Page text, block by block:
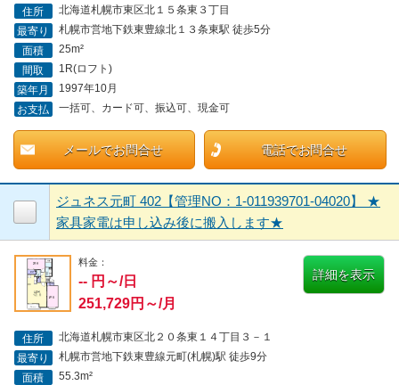
住所
北海道札幌市東区北１５条東３丁目
最寄り
札幌市営地下鉄東豊線北１３条東駅 徒歩5分
面積
25m²
間取
1R(ロフト)
築年月
1997年10月
お支払
一括可、カード可、振込可、現金可
メールでお問合せ 電話でお問合せ
ジュネス元町 402【管理NO：1-011939701-04020】 ★
家具家電は申し込み後に搬入します★
料金：
-- 円～/日
251,729円～/月
詳細を表示
住所
北海道札幌市東区北２０条東１４丁目３－１
最寄り
札幌市営地下鉄東豊線元町(札幌)駅 徒歩9分
面積
55.3m²